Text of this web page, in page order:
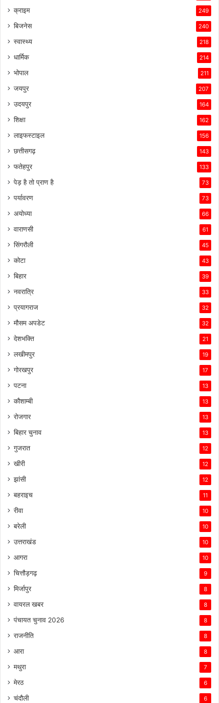
क्राइम 249
बिजनेस 240
स्वास्थ्य 218
धार्मिक 214
भोपाल 211
जयपुर 207
उदयपुर 164
शिक्षा 162
लाइफस्टाइल 156
छत्तीसगढ़ 143
फतेहपुर 133
पेड़ है तो प्राण है 73
पर्यावरण 73
अयोध्या 66
वाराणसी 61
सिंगरौली 45
कोटा 43
बिहार 39
नवरात्रि 33
प्रयागराज 32
मौसम अपडेट 32
देशभक्ति 21
लखीमपुर 19
गोरखपुर 17
पटना 13
कौशाम्बी 13
रोजगार 13
बिहार चुनाव 13
गुजरात 12
खीरी 12
झांसी 12
बहराइच 11
रीवा 10
बरेली 10
उत्तराखंड 10
आगरा 10
चित्तौड़गढ़ 9
मिर्जापुर 8
वायरल खबर 8
पंचायत चुनाव 2026 8
राजनीति 8
आरा 8
मथुरा 7
मेरठ 6
चंदौली 6